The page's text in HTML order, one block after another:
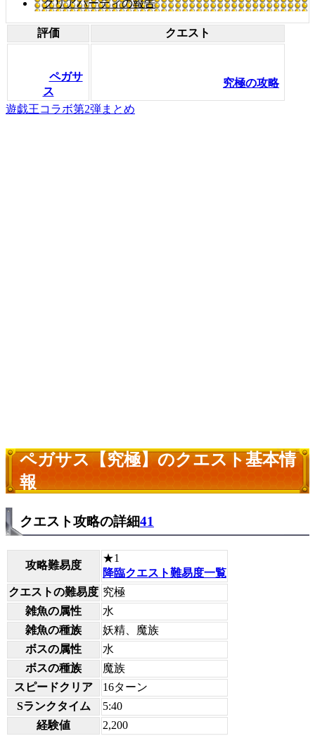
クリアパーティの報告
評価 クエスト
ペガサ
ス
究極の攻略
遊戯王コラボ第2弾まとめ
ペガサス【究極】のクエスト基本情
報
クエスト攻略の詳細41
攻略難易度
★1
降臨クエスト難易度一覧
クエストの難易度 究極
雑魚の属性
水
雑魚の種族
妖精、魔族
ボスの属性
水
ボスの種族
魔族
スピードクリア
16ターン
Sランクタイム
5:40
経験値
2,200